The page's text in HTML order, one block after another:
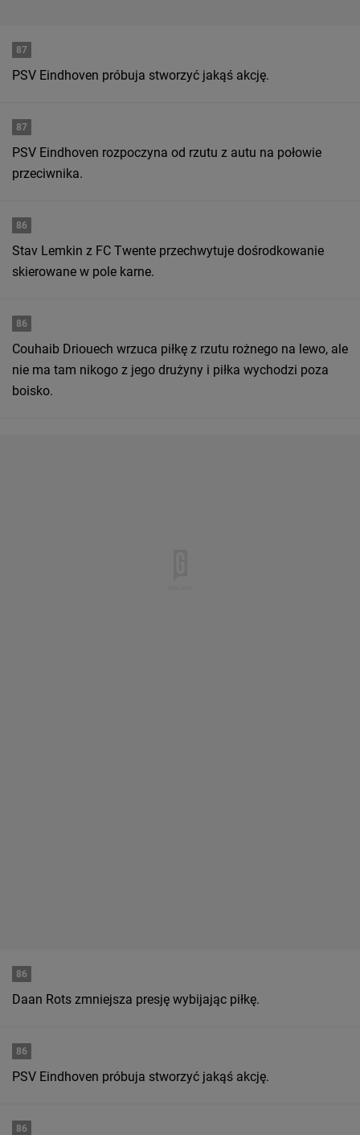
87
PSV Eindhoven próbuja stworzyć jakąś akcję.
87
PSV Eindhoven rozpoczyna od rzutu z autu na połowie
przeciwnika.
86
Stav Lemkin z FC Twente przechwytuje dośrodkowanie
skierowane w pole karne.
86
Couhaib Driouech wrzuca piłkę z rzutu rożnego na lewo, ale
nie ma tam nikogo z jego drużyny i piłka wychodzi poza
boisko.
86
Daan Rots zmniejsza presję wybijając piłkę.
86
PSV Eindhoven próbuja stworzyć jakąś akcję.
86